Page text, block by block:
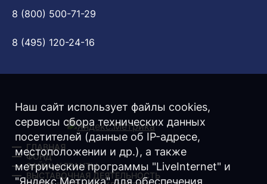
8 (800) 500-71-29
8 (495) 120-24-16
ГЛАВНАЯ
ФОНД
ЗАЙМЫ/ ГРАНТЫ
ВЫСТАВОЧНАЯ ДЕЯТЕЛЬНОСТЬ
Наш сайт использует файлы cookies,
сервисы сбора технических данных
посетителей (данные об IP-адресе,
местоположении и др.), а также
метрические программы "LiveInternet" и
"Яндекс.Метрика" для обеспечения